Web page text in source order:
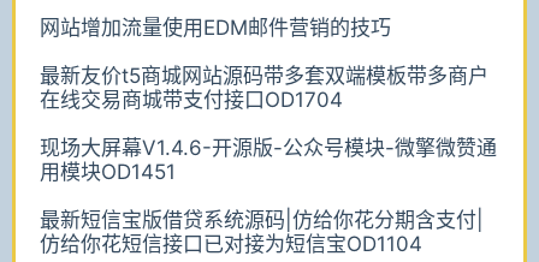
网站增加流量使用EDM邮件营销的技巧
最新友价t5商城网站源码带多套双端模板带多商户
在线交易商城带支付接口OD1704
现场大屏幕V1.4.6-开源版-公众号模块-微擎微赞通
用模块OD1451
最新短信宝版借贷系统源码|仿给你花分期含支付|
仿给你花短信接口已对接为短信宝OD1104